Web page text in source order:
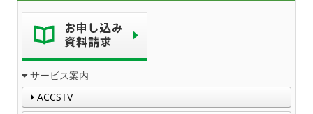
サービス案内
ACCSTV